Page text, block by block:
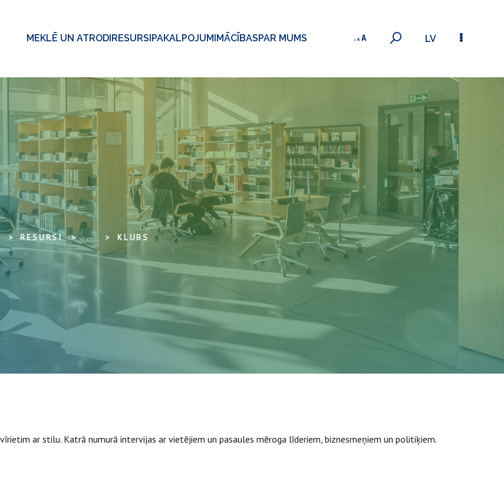
MEKLĒ UN ATRODIRESURSIPAKALPOJUMIMĀCĪBASPAR MUMS LV
RESURSI ... KLUBS
ar stilu. Katrā numurā intervijas ar vietējiem un pasaules mēroga līderiem, biznesmeņiem un politiķiem.